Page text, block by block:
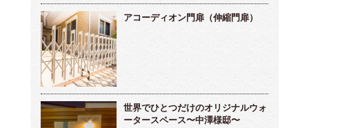
アコーディオン門扉（伸縮門扉）
世界でひとつだけのオリジナルウォ
ータースペース〜中澤様邸〜